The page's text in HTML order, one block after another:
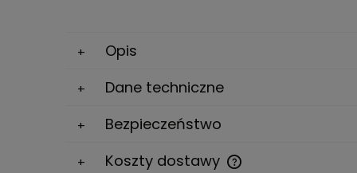
Opis
Dane techniczne
Bezpieczeństwo
Koszty dostawy